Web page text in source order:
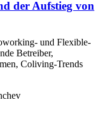
der Aufstieg von
und Flexible-
Betreiber,
Coliving-Trends